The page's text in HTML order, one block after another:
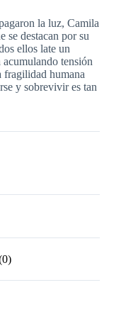
la luz, Camila
se destacan por su
ellos late un
tensión
fragilidad humana
y sobrevivir es tan